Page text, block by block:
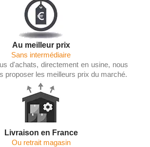
Au meilleur prix
Sans intermédiaire
d'achats, directement en usine, nous
proposer les meilleurs prix du marché.
Livraison en France
Ou retrait magasin